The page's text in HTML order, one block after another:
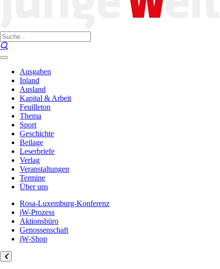
Ausgaben
Inland
Ausland
Kapital & Arbeit
Feuilleton
Thema
Sport
Geschichte
Beilage
Leserbriefe
Verlag
Veranstaltungen
Termine
Über uns
Rosa-Luxemburg-Konferenz
jW-Prozess
Aktionsbüro
Genossenschaft
jW-Shop